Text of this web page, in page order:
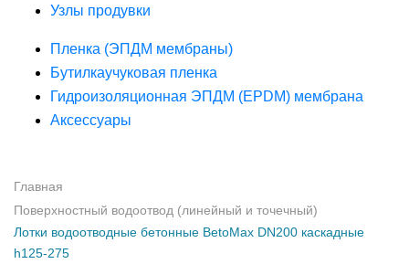
Узлы продувки
Пленка (ЭПДМ мембраны)
Бутилкаучуковая пленка
Гидроизоляционная ЭПДМ (EPDM) мембрана
Аксессуары
Главная
Поверхностный водоотвод (линейный и точечный)
Лотки водоотводные бетонные BetoMax DN200 каскадные
h125-275